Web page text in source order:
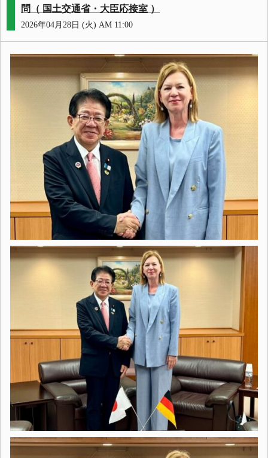
問（ 国土交通省・大臣応接室 ）
2026年04月28日 (火) AM 11:00